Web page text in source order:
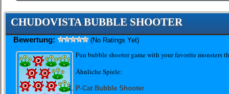
CHUDOVISTA BUBBLE SHOOTER
Bewertung: (No Ratings Yet)
Fun bubble shooter game with your favorite monsters
Ähnliche Spiele:
P-Cat Bubble Shooter